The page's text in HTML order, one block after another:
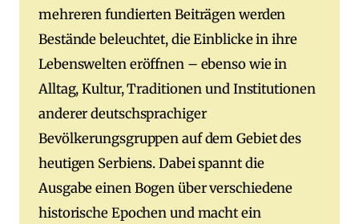
mehreren fundierten Beiträgen werden
Bestände beleuchtet, die Einblicke in ihre
Lebenswelten eröffnen – ebenso wie in
Alltag, Kultur, Traditionen und Institutionen
anderer deutschsprachiger
Bevölkerungsgruppen auf dem Gebiet des
heutigen Serbiens. Dabei spannt die
Ausgabe einen Bogen über verschiedene
historische Epochen und macht ein